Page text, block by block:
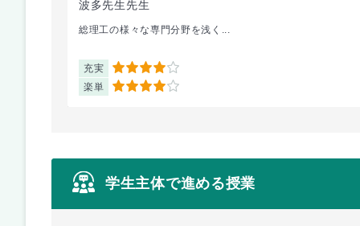
波多先生先生
総理工の様々な専門分野を浅く...
充実 4
楽単 4
学生主体で進める授業